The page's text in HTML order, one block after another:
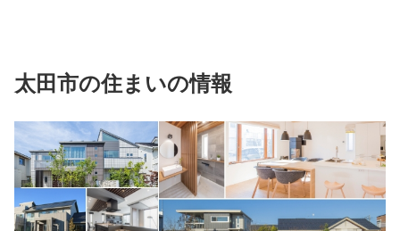
太田市の住まいの情報